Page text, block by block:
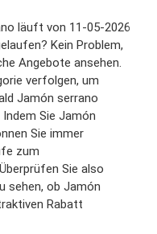
läuft von 11-05-2026
Kein Problem,
Angebote ansehen.
verfolgen, um
Jamón serrano
Sie Jamón
Sie immer
zum
Sie also
sehen, ob Jamón
Rabatt